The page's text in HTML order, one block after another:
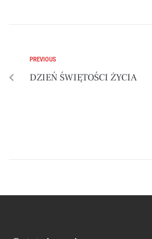
PREVIOUS
DZIEŃ ŚWIĘTOŚCI ŻYCIA